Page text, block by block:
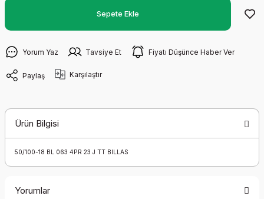
Sepete Ekle
Yorum Yaz Tavsiye Et Fiyatı Düşünce Haber Ver
Paylaş Karşılaştır
Ürün Bilgisi
50/100-18 BL 063 4PR 23 J TT BILLAS
Yorumlar